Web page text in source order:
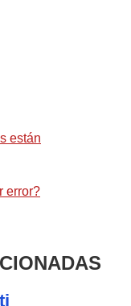
están
error?